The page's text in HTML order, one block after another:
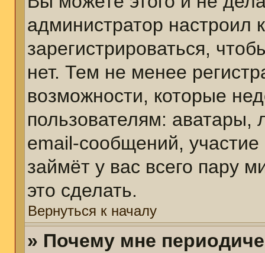
администратор
зарегистрироваться,
нет. Тем не менее
возможности, которые
пользователям: аватары,
email-сообщений, участие
займёт у вас всего пару
это сделать.
Вернуться к началу
» Почему мне